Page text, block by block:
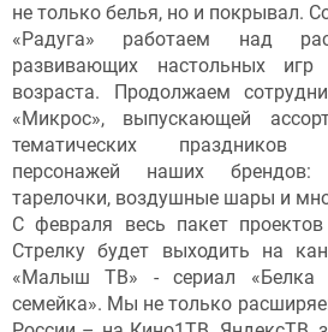
не только белья, но и покрывал.
«Радуга» работаем над
развивающих настольных
возраста. Продолжаем
«Микрос», выпускающей
тематических
персонажей наших брендов:
тарелочки, воздушные шары и
С февраля весь пакет
Стрелку будет выходить на
«Малыш ТВ» - сериал «Белка
семейка». Мы не только